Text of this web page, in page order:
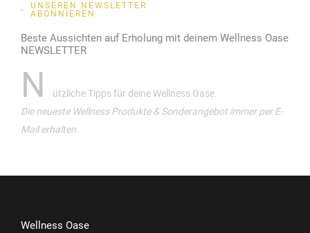
UNSEREN NEWSLETTER
ABONNIEREN
Beste Aussichten auf Erholung mit deinem Wellness Oase
NEWSLETTER
N
ützliche Tipps für deine Wellness Oase.
Die neueste Wellness Produkte & Sonderangebot immer per E-
Mail erhalten.
Wellness Oase